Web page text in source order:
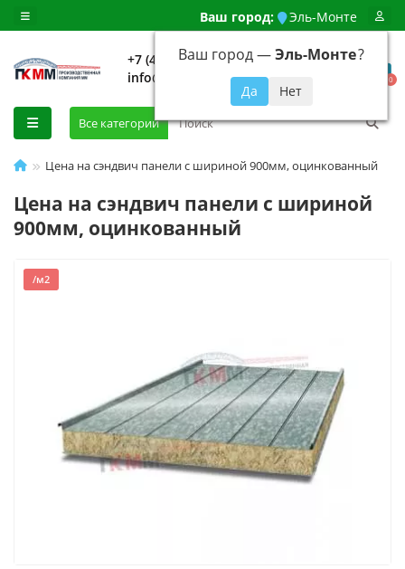
Ваш город: Эль-Монте
Ваш город —Эль-Монте?
+7 (499) 648-92-94
info@evroshtaketnikmoskva.ru
0
Все категории
Цена на сэндвич панели с шириной 900мм, оцинкованный
Цена на сэндвич панели с шириной
900мм, оцинкованный
/м2